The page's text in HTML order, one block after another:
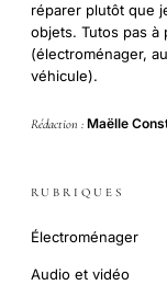
réparer plutôt que
objets. Tutos pas à
(électroménager,
véhicule).
Rédaction : Maëlle
RUBRIQUES
Électroménager
Audio et vidéo